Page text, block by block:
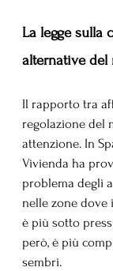
La legge sulla
alternative del
Il rapporto tra
regolazione del
attenzione. In
Vivienda ha
problema degli
nelle zone
è più sotto
però, è più
sembri.